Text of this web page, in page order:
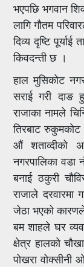
भएपछि भगवान
लागि गौतम
दिव्य दृष्टि पूर्याई
किवदन्ती छ ।
हाल मुसिकोट
सराई गरी दाङ
राजाका नामले
तिरबाट
औं शताव्दीको
नगरपालिका वडा
बनाई ठकुरी
राजाले
जेठा भएको
बम शाहले घर
क्षेत्र हालको
पोखरा वोक्सीनी